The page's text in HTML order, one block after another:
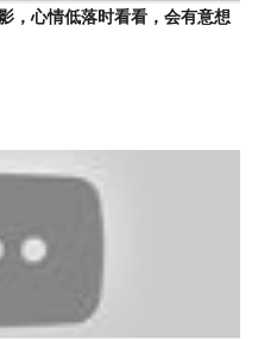
，心情低落时看看，会有意想